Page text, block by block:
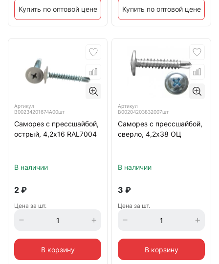
Купить по оптовой цене Купить по оптовой цене
Артикул
B00234201674A00шт
Саморез с прессшайбой,
острый, 4,2х16 RAL7004
В наличии
2 ₽
Цена за шт.
В корзину
Артикул
B00204203832007шт
Саморез с прессшайбой,
сверло, 4,2х38 ОЦ
В наличии
3 ₽
Цена за шт.
В корзину